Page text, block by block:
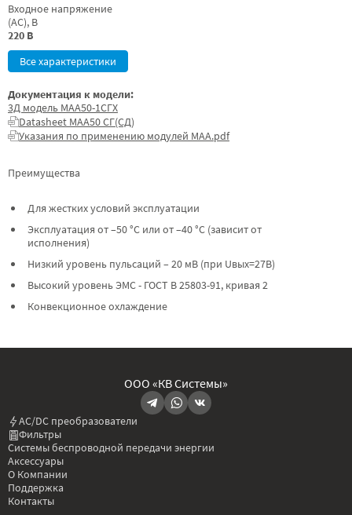
Входное напряжение
(AC), В
220 В
Все характеристики
Преимущества
Для жестких условий эксплуатации
Эксплуатация от –50 °C или от –40 °C (зависит от
исполнения)
Низкий уровень пульсаций – 20 мВ (при Uвых=27В)
Высокий уровень ЭМС - ГОСТ В 25803-91, кривая 2
Конвекционное охлаждение
Документация к модели:
3Д модель МАА50-1СГХ
Datasheet МАА50 СГ(СД)
Указания по применению модулей МАА.pdf
ООО «КВ Системы»
AC/DC преобразователи
Фильтры
Системы беспроводной передачи энергии
Аксессуары
О Компании
Поддержка
Контакты